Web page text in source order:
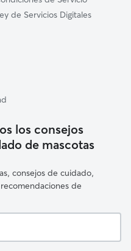
de Servicios Digitales
los consejos
de mascotas
consejos de cuidado,
de